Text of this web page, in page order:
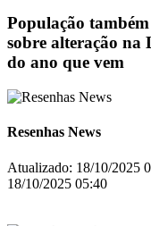
População
sobre alteração na
do ano que vem
Resenhas News
Atualizado: 18/10/2025
18/10/2025 05:40